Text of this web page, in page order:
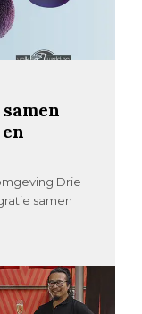
Drie
samen